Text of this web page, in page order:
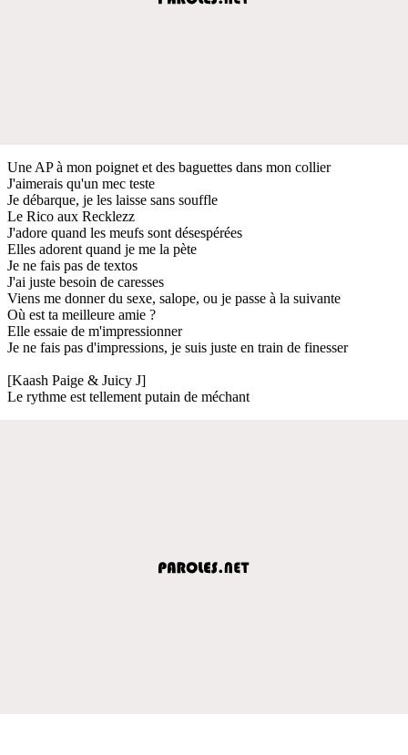
Une AP à mon poignet et des baguettes dans mon collier
J'aimerais qu'un mec teste
Je débarque, je les laisse sans souffle
Le Rico aux Recklezz
J'adore quand les meufs sont désespérées
Elles adorent quand je me la pète
Je ne fais pas de textos
J'ai juste besoin de caresses
Viens me donner du sexe, salope, ou je passe à la suivante
Où est ta meilleure amie ?
Elle essaie de m'impressionner
Je ne fais pas d'impressions, je suis juste en train de finesser
[Kaash Paige & Juicy J]
Le rythme est tellement putain de méchant